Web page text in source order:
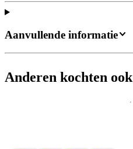
Aanvullende informatie
Anderen kochten ook